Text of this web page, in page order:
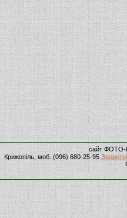
сайт ФОТО-
Крижопіль, моб. (096) 680-25-95